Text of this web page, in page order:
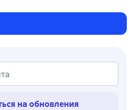
на обновления